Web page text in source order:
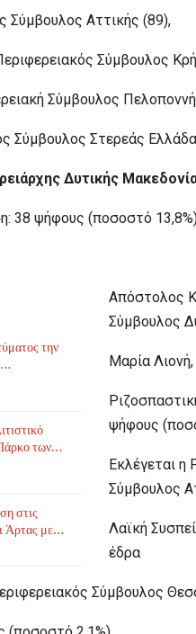
Σύμβουλος Αττικής (89),
Σύμβουλος
Σύμβουλος
Σύμβουλος Στερεάς
Δυτικής
38 ψήφους (ποσοστό
την
των…
στις
Άρτας με…
Απόστολος
Σύμβουλος
Μαρία
ψήφους
Εκλέγεται η
Σύμβουλος
Λαϊκή
έδρα
Σύμβουλος